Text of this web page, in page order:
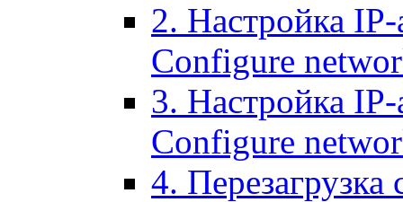
2. Настройка IP-
Configure
3. Настройка
Configure
4. Перезагрузка